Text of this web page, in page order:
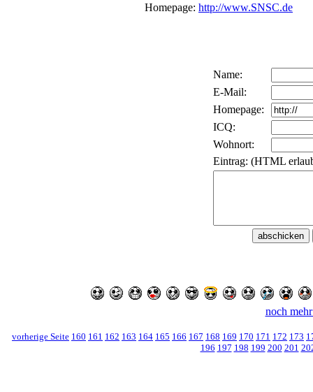
Homepage: http://www.SNSC.de
Name:
E-Mail:
Homepage:
ICQ:
Wohnort:
Eintrag: (HTML
noch
vorherige Seite 160 161 162 163 164 165 166 167 168 169 170 171 172 173
196 197 198 199 200 201